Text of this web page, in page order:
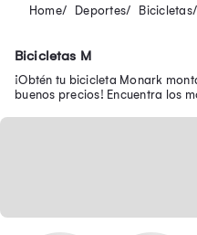
Deportes Bicicletas
Bicicletas M
¡Obtén tu bicicleta Monark
buenos precios! Encuentra los